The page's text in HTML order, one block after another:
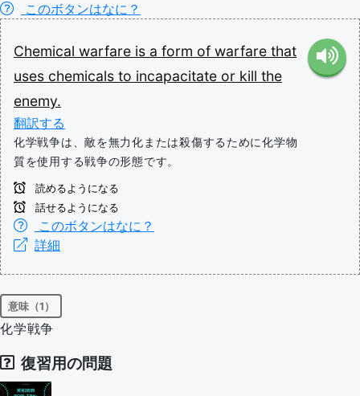
このボタンはなに？
Chemical warfare is a form of warfare that
uses chemicals to incapacitate or kill the
enemy.
翻訳する
化学戦争は、敵を無力化または殺傷するために化学物
質を使用する戦争の形態です。
読めるようになる
話せるようになる
このボタンはなに？
詳細
意味（1）
化学戦争
復習用の問題